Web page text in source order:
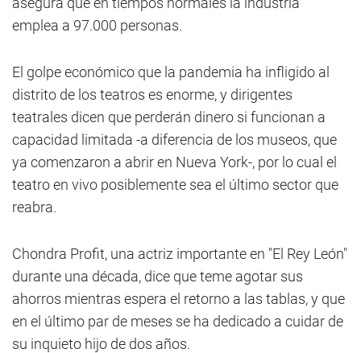
emplea a 97.000 personas.
El golpe económico que la pandemia ha infligido al
distrito de los teatros es enorme, y dirigentes
teatrales dicen que perderán dinero si funcionan a
capacidad limitada -a diferencia de los museos, que
ya comenzaron a abrir en Nueva York-, por lo cual el
teatro en vivo posiblemente sea el último sector que
reabra.
Chondra Profit, una actriz importante en "El Rey León"
durante una década, dice que teme agotar sus
ahorros mientras espera el retorno a las tablas, y que
en el último par de meses se ha dedicado a cuidar de
su inquieto hijo de dos años.